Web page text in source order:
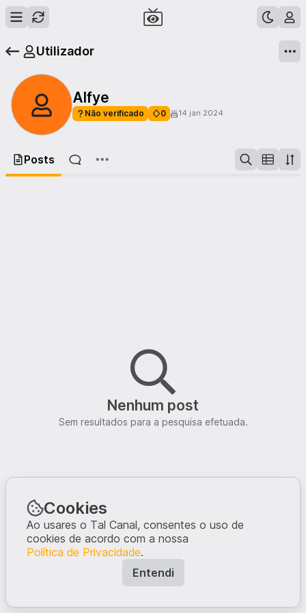
Utilizador
Alfye
Não verificado 0 14 jan 2024
Posts
Nenhum post
Sem resultados para a pesquisa efetuada.
Cookies
Ao usares o Tal Canal, consentes o uso de
cookies de acordo com a nossa
Política de Privacidade.
Entendi